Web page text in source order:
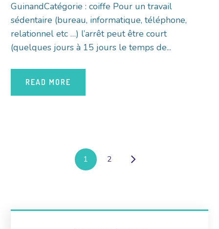
GuinandCatégorie : coiffe Pour un travail
sédentaire (bureau, informatique, téléphone,
relationnel etc …) l’arrêt peut être court
(quelques jours à 15 jours le temps de...
READ MORE
1 2